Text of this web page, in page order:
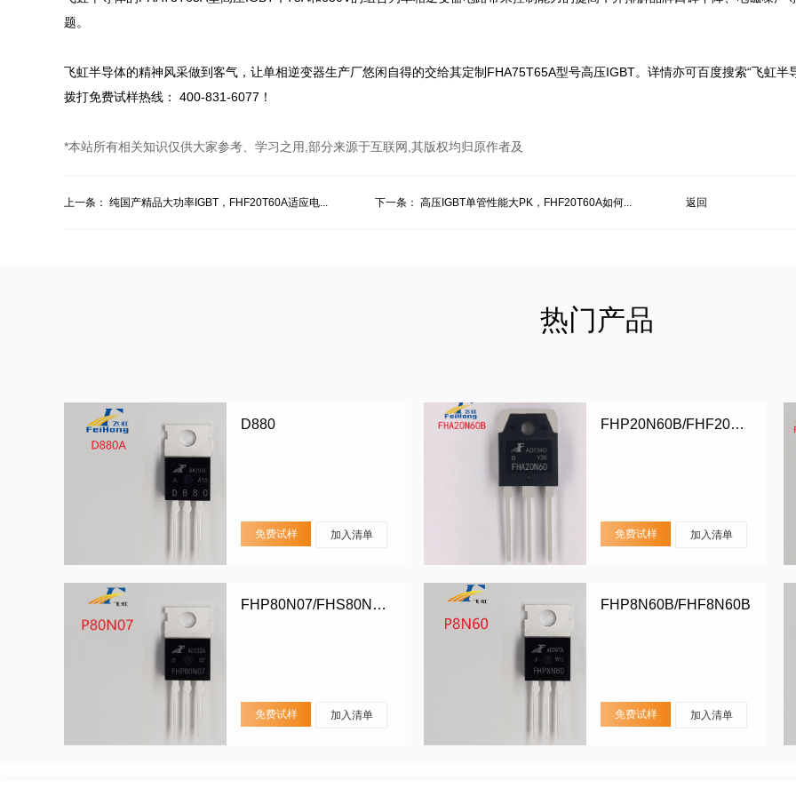
题。
飞虹半导体的精神风采做到客气，让单相逆变器生产厂悠闲自得的交给其定制FHA75T65A型号高压IGBT。详情亦可百度搜索“飞虹半
拨打免费试样热线： 400-831-6077！
*本站所有相关知识仅供大家参考、学习之用,部分来源于互联网,其版权均归原作者及
上一条： 纯国产精品大功率IGBT，FHF20T60A适应电... 下一条： 高压IGBT单管性能大PK，FHF20T60A如何... 返回
热门产品
D880
免费试样 加入清单
FHP20N60B/FHF20N60B/FHA20N60B
免费试样 加入清单
FHP80N07/FHS80N07/FHD80N07
免费试样 加入清单
FHP8N60B/FHF8N60B
免费试样 加入清单